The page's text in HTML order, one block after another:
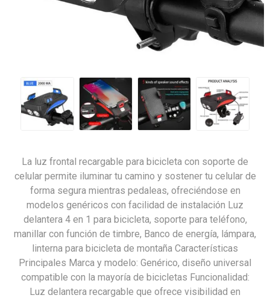
La luz frontal recargable para bicicleta con soporte de
celular permite iluminar tu camino y sostener tu celular de
forma segura mientras pedaleas, ofreciéndose en
modelos genéricos con facilidad de instalación Luz
delantera 4 en 1 para bicicleta, soporte para teléfono,
manillar con función de timbre, Banco de energía, lámpara,
linterna para bicicleta de montaña Características
Principales Marca y modelo: Genérico, diseño universal
compatible con la mayoría de bicicletas Funcionalidad:
Luz delantera recargable que ofrece visibilidad en